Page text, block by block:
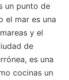
un punto de
el mar es una
y el
de
es una
cocinas un